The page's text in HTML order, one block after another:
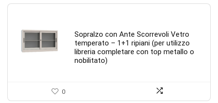
Sopralzo con Ante Scorrevoli Vetro
temperato – 1+1 ripiani (per utilizzo
libreria completare con top metallo o
nobilitato)
0